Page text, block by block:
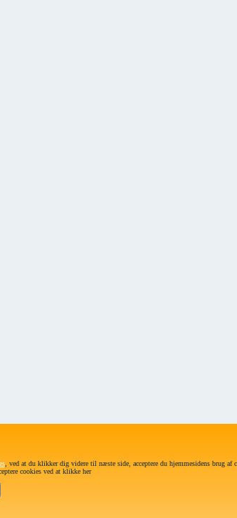
, ved at du klikker dig videre til næste side, acceptere du hjemmesidens brug af
cookies ved at klikke her